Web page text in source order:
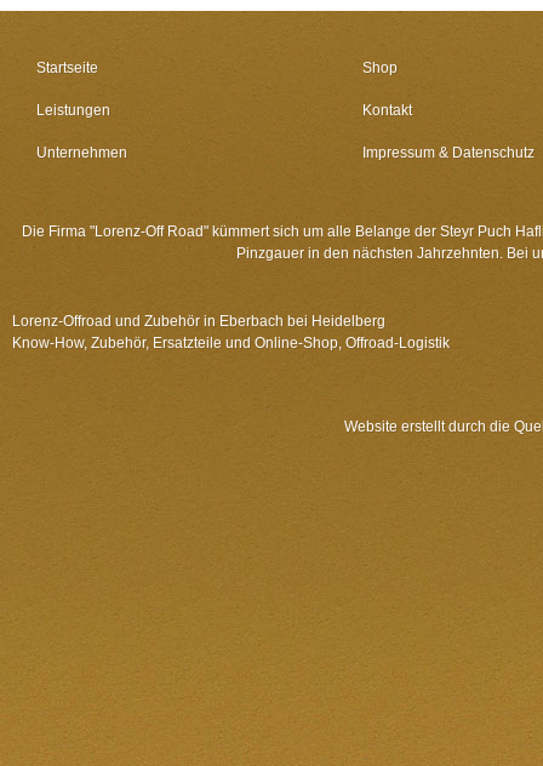
Startseite
Leistungen
Unternehmen
Shop
Kontakt
Impressum & Datenschutz
Die Firma "Lorenz-Off Road" kümmert sich um alle Belange der Steyr Puch
Pinzgauer in den nächsten Jahrzehnten. Bei
Lorenz-Offroad und Zubehör in Eberbach bei Heidelberg
Know-How, Zubehör, Ersatzteile und Online-Shop, Offroad-Logistik
Website erstellt durch die